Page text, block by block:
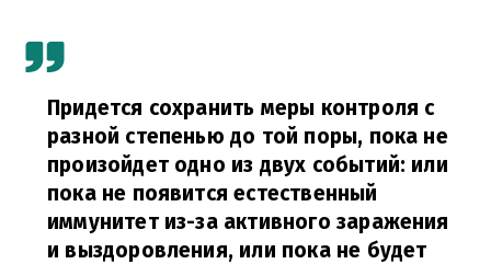
Придется сохранить меры контроля с
разной степенью до той поры, пока не
произойдет одно из двух событий: или
пока не появится естественный
иммунитет из-за активного заражения
и выздоровления, или пока не будет